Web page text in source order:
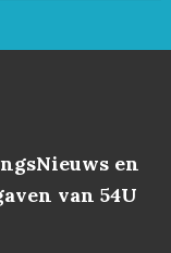
en
van 54U